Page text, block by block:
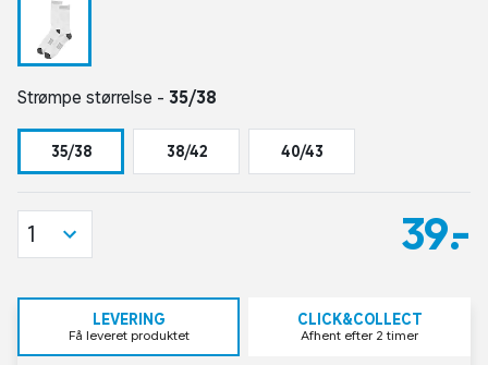
Strømpe størrelse - 35/38
35/38 38/42 40/43
39,-
1
LEVERING
Få leveret produktet
CLICK&COLLECT
Afhent efter 2 timer